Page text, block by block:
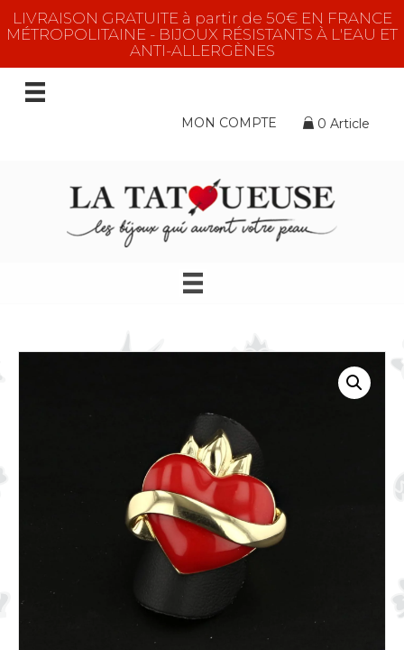
LIVRAISON GRATUITE à partir de 50€ EN FRANCE
MÉTROPOLITAINE - BIJOUX RÉSISTANTS À L'EAU ET
ANTI-ALLERGÈNES
MON COMPTE 0 Article